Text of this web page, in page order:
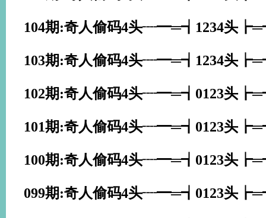
104期:奇人偷码4头┈━═┪1234头
103期:奇人偷码4头┈━═┪1234头
102期:奇人偷码4头┈━═┪0123头
101期:奇人偷码4头┈━═┪0123头
100期:奇人偷码4头┈━═┪0123头
099期:奇人偷码4头┈━═┪0123头